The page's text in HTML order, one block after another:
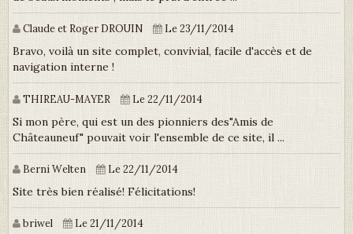
Claude et Roger DROUIN Le 23/11/2014
Bravo, voilà un site complet, convivial, facile d'accès et de
navigation interne !
THIREAU-MAYER Le 22/11/2014
Si mon père, qui est un des pionniers des"Amis de
Châteauneuf" pouvait voir l'ensemble de ce site, il ...
Berni Welten Le 22/11/2014
Site très bien réalisé! Félicitations!
briwel Le 21/11/2014